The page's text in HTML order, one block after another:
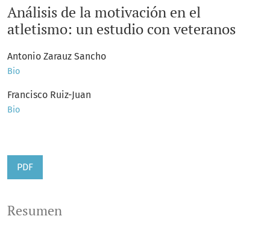
Análisis de la motivación en el
atletismo: un estudio con veteranos
Antonio Zarauz Sancho
Bio
Francisco Ruiz-Juan
Bio
PDF
Resumen